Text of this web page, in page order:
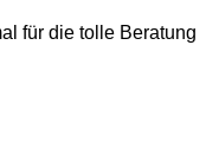
für die tolle Beratung